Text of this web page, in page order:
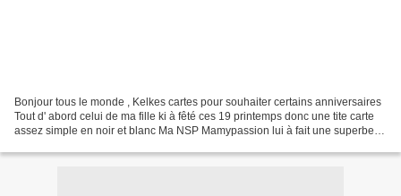
Bonjour tous le monde , Kelkes cartes pour souhaiter certains anniversaires
Tout d' abord celui de ma fille ki à fêté ces 19 printemps donc une tite carte
assez simple en noir et blanc Ma NSP Mamypassion lui à fait une superbe